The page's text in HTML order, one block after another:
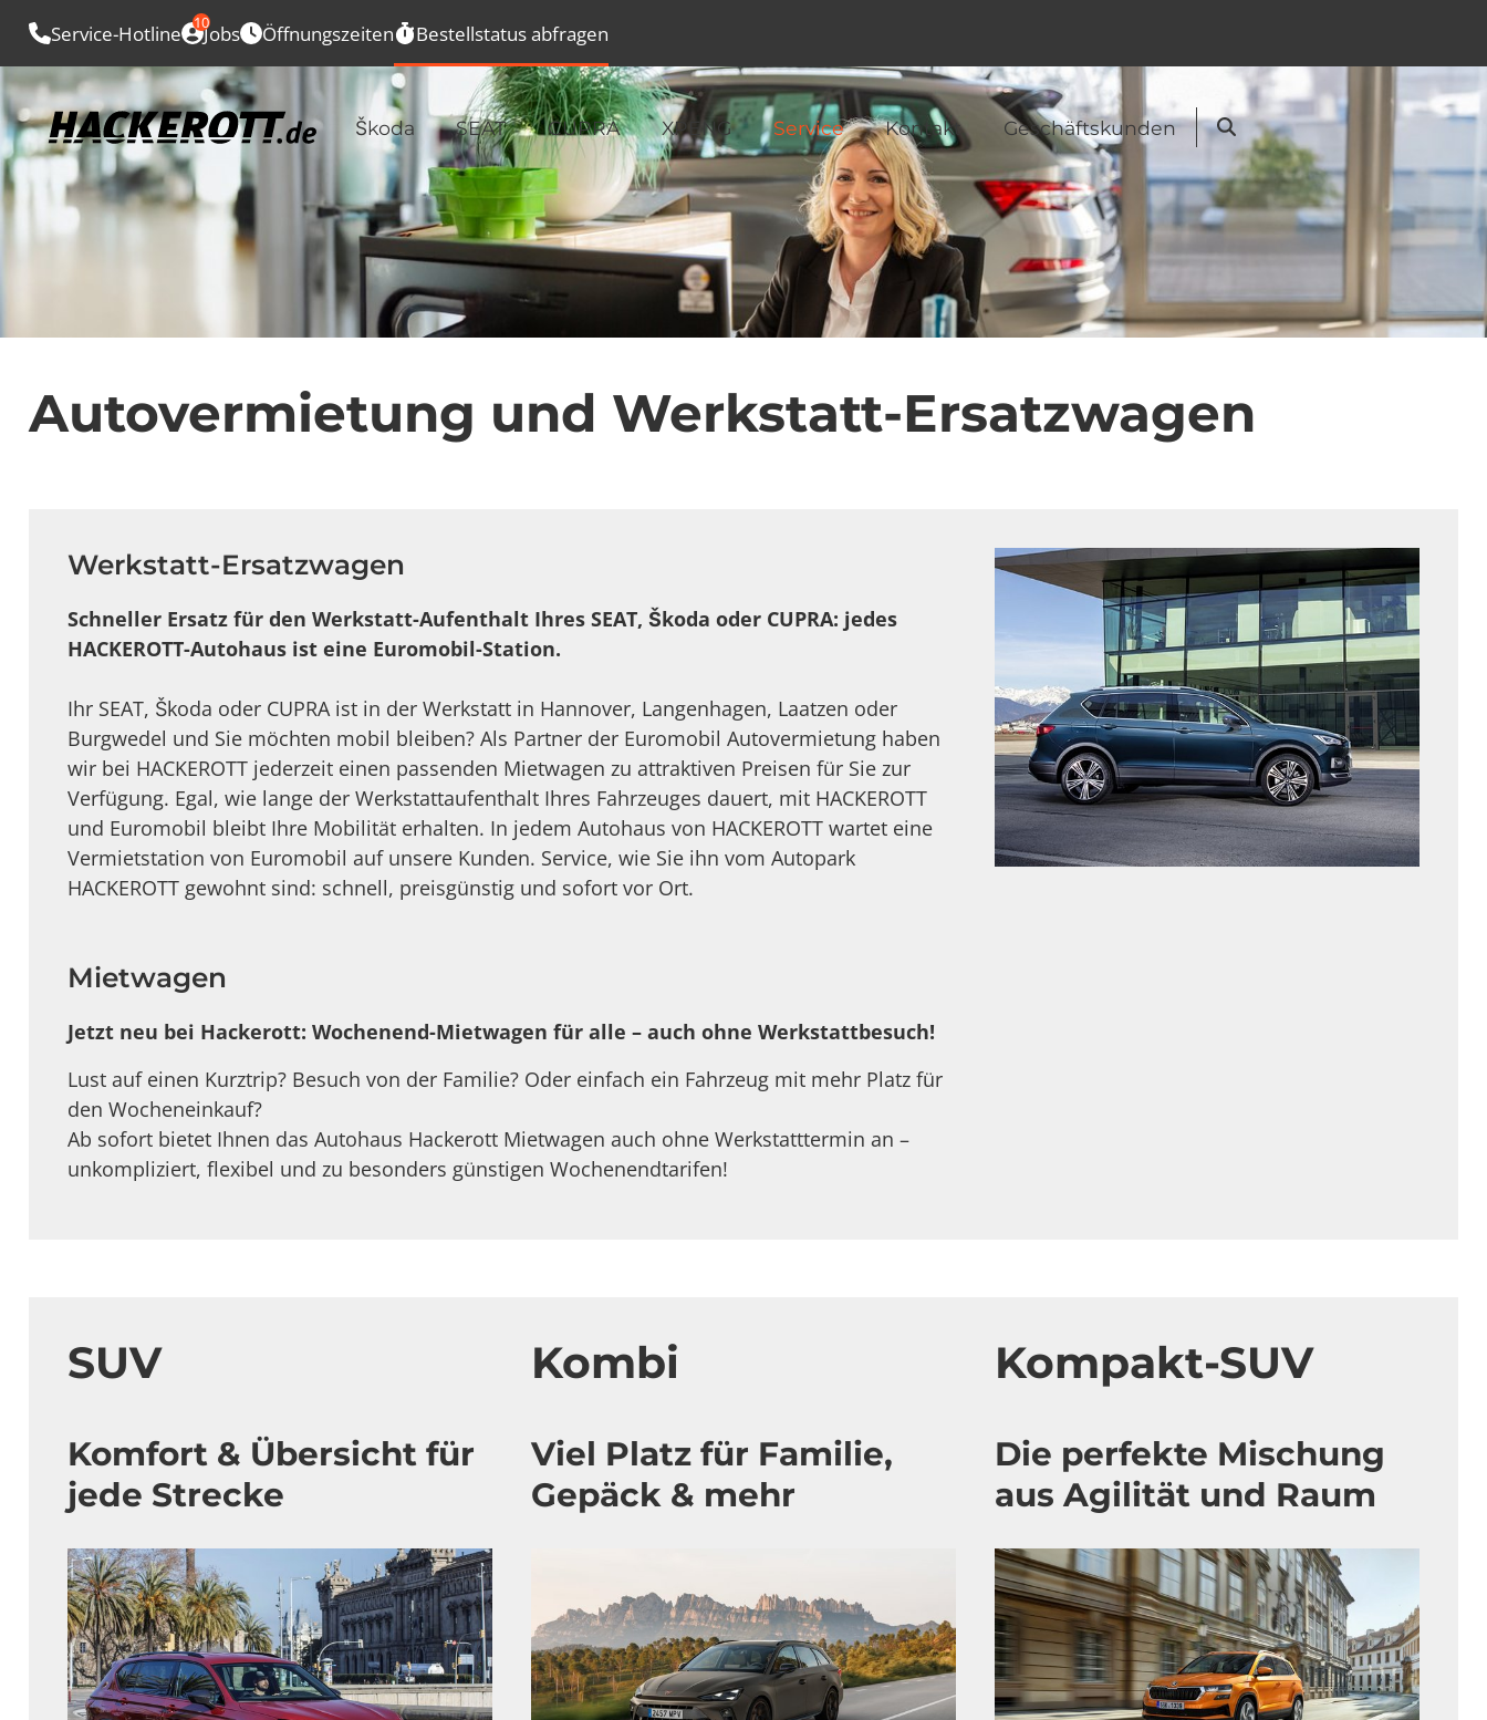
Service-Hotline Jobs
10 Öffnungszeiten Bestellstatus abfragen
Škoda SEAT CUPRA XPENG Service Kontakt Geschäftskunden Suche
Autovermietung und Werkstatt-Ersatzwagen
Werkstatt-Ersatzwagen
Schneller Ersatz für den Werkstatt-Aufenthalt Ihres SEAT, Škoda oder CUPRA: jedes
HACKEROTT-Autohaus ist eine Euromobil-Station.
Ihr SEAT, Škoda oder CUPRA ist in der Werkstatt in Hannover, Langenhagen, Laatzen oder
Burgwedel und Sie möchten mobil bleiben? Als Partner der Euromobil Autovermietung haben
wir bei HACKEROTT jederzeit einen passenden Mietwagen zu attraktiven Preisen für Sie zur
Verfügung. Egal, wie lange der Werkstattaufenthalt Ihres Fahrzeuges dauert, mit HACKEROTT
und Euromobil bleibt Ihre Mobilität erhalten. In jedem Autohaus von HACKEROTT wartet eine
Vermietstation von Euromobil auf unsere Kunden. Service, wie Sie ihn vom Autopark
HACKEROTT gewohnt sind: schnell, preisgünstig und sofort vor Ort.
Mietwagen
Jetzt neu bei Hackerott: Wochenend-Mietwagen für alle – auch ohne Werkstattbesuch!
Lust auf einen Kurztrip? Besuch von der Familie? Oder einfach ein Fahrzeug mit mehr Platz für
den Wocheneinkauf?
Ab sofort bietet Ihnen das Autohaus Hackerott Mietwagen auch ohne Werkstatttermin an –
unkompliziert, flexibel und zu besonders günstigen Wochenendtarifen!
SUV
Komfort & Übersicht für
jede Strecke
Kombi
Viel Platz für Familie,
Gepäck & mehr
Kompakt-SUV
Die perfekte Mischung
aus Agilität und Raum